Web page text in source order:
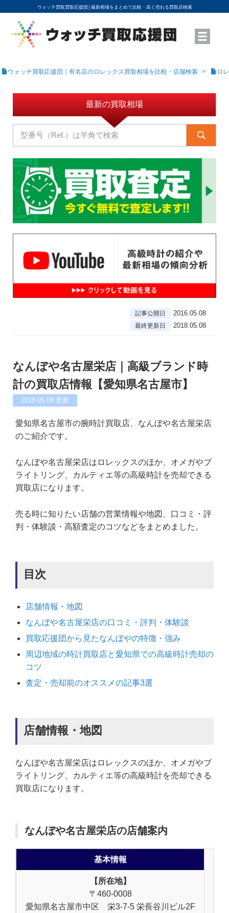
ウォッチ買取買取応援団│ 最新相場をまとめて比較・高く売れる買取店検索
YouTubeで動画を公開中
ROLEXモデル名から買取相場を調べる
高級時計ブランド名から買取相場を調べる
地域から買取店を探す
店舗名から買取店を探す
ブランド時計を高く売る方法
買取査定を依頼する
ウォッチ買取応援団｜有名店のロレックス買取相場を比較・店舗検索 ロ
最新の買取相場
記事公開日 2016.05.08
最終更新日 2018.05.08
なんぼや名古屋栄店｜高級ブランド時
計の買取店情報【愛知県名古屋市】
2018.05.08 更新
愛知県名古屋市の腕時計買取店、なんぼや名古屋栄店
のご紹介です。
なんぼや名古屋栄店はロレックスのほか、オメガやブ
ライトリング、カルティエ等の高級時計を売却できる
買取店になります。
売る時に知りたい店舗の営業情報や地図、口コミ・評
判・体験談・高額査定のコツなどをまとめました。
目次
店舗情報・地図
なんぼや名古屋栄店の口コミ・評判・体験談
買取応援団から見たなんぼやの特徴・強み
周辺地域の時計買取店と愛知県での高級時計売却の
コツ
査定・売却前のオススメの記事3選
店舗情報・地図
なんぼや名古屋栄店はロレックスのほか、オメガやブ
ライトリング、カルティエ等の高級時計を売却できる
買取店になります。
なんぼや名古屋栄店の店舗案内
基本情報
【所在地】
〒460-0008
愛知県名古屋市中区 栄3-7-5 栄長谷川ビル2F